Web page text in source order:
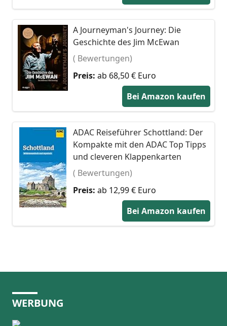
A Journeyman's Journey: Die
Geschichte des Jim McEwan
( Bewertungen)
Preis: ab 68,50 € Euro
Bei Amazon kaufen
ADAC Reiseführer Schottland: Der
Kompakte mit den ADAC Top Tipps
und cleveren Klappenkarten
( Bewertungen)
Preis: ab 12,99 € Euro
Bei Amazon kaufen
WERBUNG